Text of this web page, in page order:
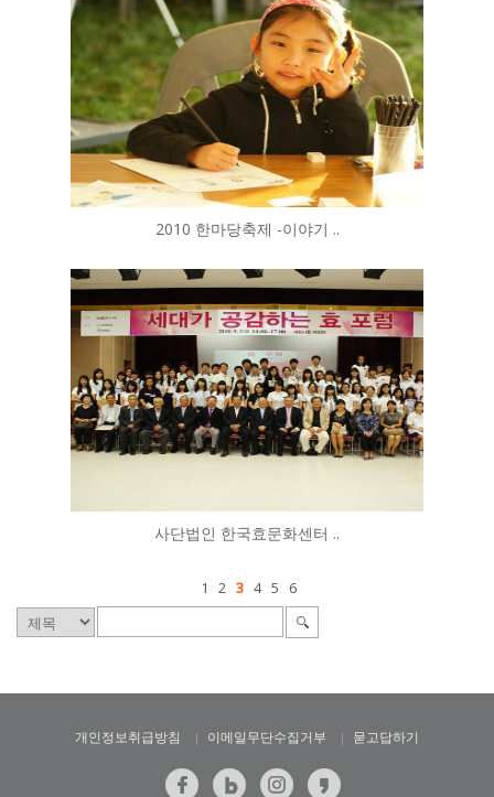
2010 한마당축제 -이야기 ..
사단법인 한국효문화센터 ..
1 2 3 4 5 6
개인정보취급방침 이메일무단수집거부 묻고답하기